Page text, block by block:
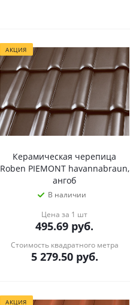
АКЦИЯ
Керамическая черепица
Roben PIEMONT havannabraun,
ангоб
В наличии
Цена за 1 шт
495.69 руб.
Стоимость квадратного метра
5 279.50руб.
АКЦИЯ